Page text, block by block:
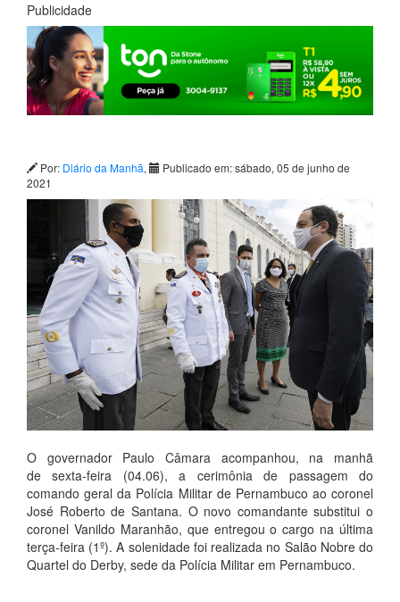
Publicidade
Por: Diário da Manhã,
Publicado em: sábado, 05 de junho de
2021
O governador Paulo Câmara acompanhou, na manhã
de sexta-feira (04.06), a cerimônia de passagem do
comando geral da Polícia Militar de Pernambuco ao coronel
José Roberto de Santana. O novo comandante substitui o
coronel Vanildo Maranhão, que entregou o cargo na última
terça-feira (1º). A solenidade foi realizada no Salão Nobre do
Quartel do Derby, sede da Polícia Militar em Pernambuco.